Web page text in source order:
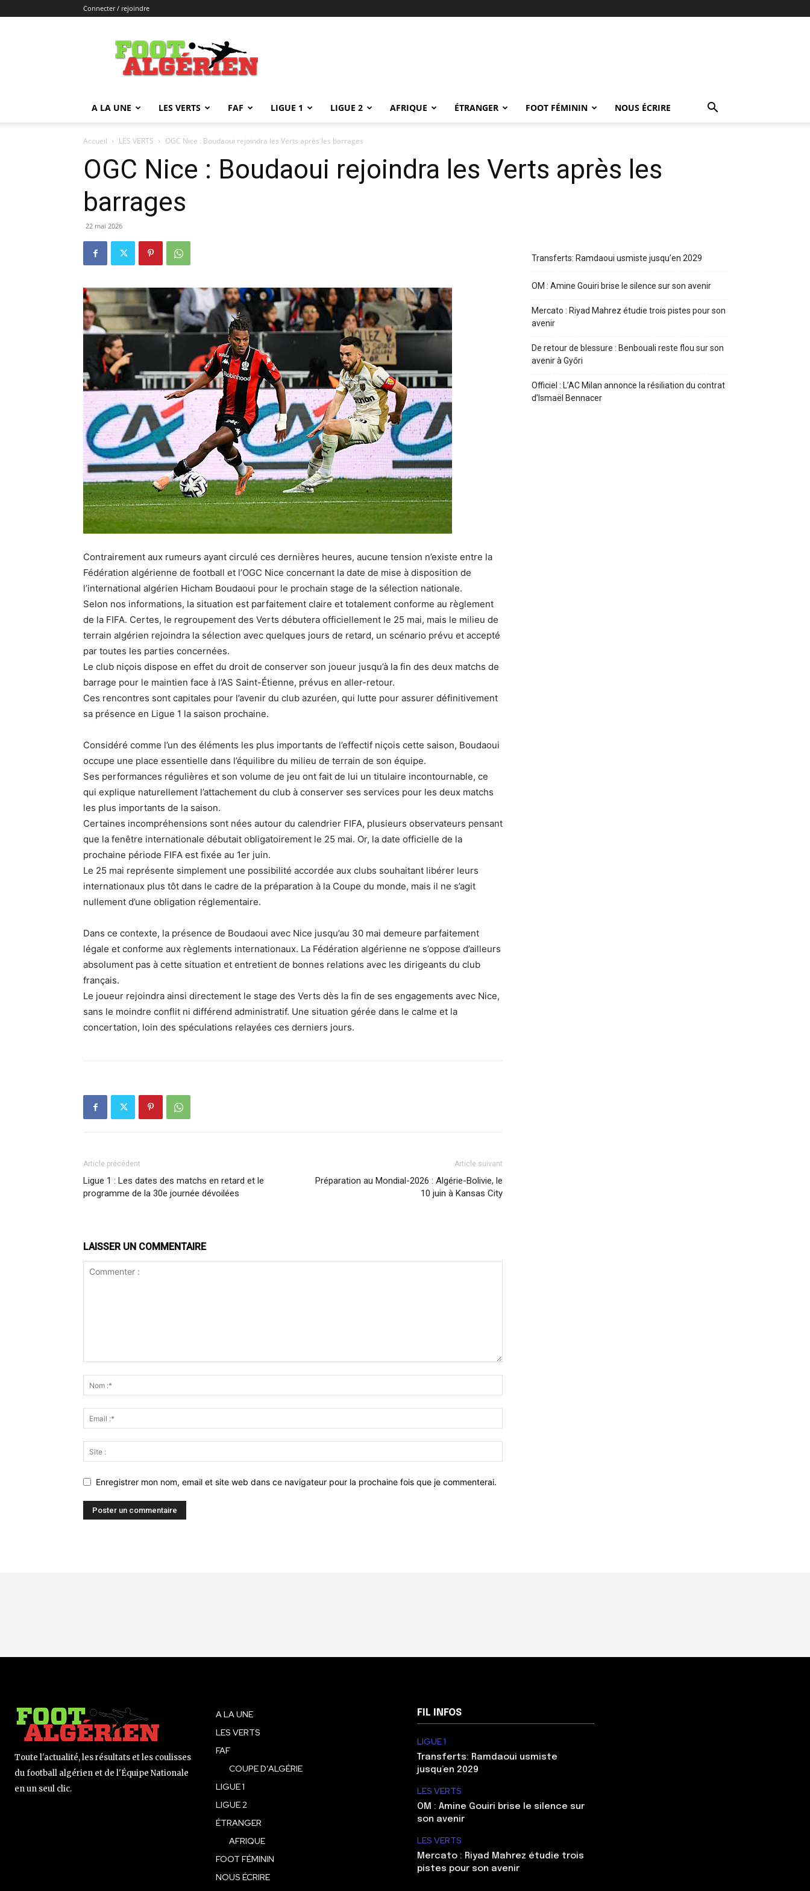
Connecter / rejoindre
FOOTALGERIEN
A LA UNE LES VERTS FAF LIGUE 1 LIGUE 2 AFRIQUE ÉTRANGER FOOT FÉMININ NOUS ÉCRIRE
Accueil LES VERTS OGC Nice : Boudaoui rejoindra les Verts après les barrages
OGC Nice : Boudaoui rejoindra les Verts après les
barrages
22 mai 2026
Contrairement aux rumeurs ayant circulé ces dernières heures, aucune tension n’existe entre la
Fédération algérienne de football et l’OGC Nice concernant la date de mise à disposition de
l’international algérien Hicham Boudaoui pour le prochain stage de la sélection nationale.
Selon nos informations, la situation est parfaitement claire et totalement conforme au règlement
de la FIFA. Certes, le regroupement des Verts débutera officiellement le 25 mai, mais le milieu de
terrain algérien rejoindra la sélection avec quelques jours de retard, un scénario prévu et accepté
par toutes les parties concernées.
Le club niçois dispose en effet du droit de conserver son joueur jusqu’à la fin des deux matchs de
barrage pour le maintien face à l’AS Saint-Étienne, prévus en aller-retour.
Ces rencontres sont capitales pour l’avenir du club azuréen, qui lutte pour assurer définitivement
sa présence en Ligue 1 la saison prochaine.
Considéré comme l’un des éléments les plus importants de l’effectif niçois cette saison, Boudaoui
occupe une place essentielle dans l’équilibre du milieu de terrain de son équipe.
Ses performances régulières et son volume de jeu ont fait de lui un titulaire incontournable, ce
qui explique naturellement l’attachement du club à conserver ses services pour les deux matchs
les plus importants de la saison.
Certaines incompréhensions sont nées autour du calendrier FIFA, plusieurs observateurs pensant
que la fenêtre internationale débutait obligatoirement le 25 mai. Or, la date officielle de la
prochaine période FIFA est fixée au 1er juin.
Le 25 mai représente simplement une possibilité accordée aux clubs souhaitant libérer leurs
internationaux plus tôt dans le cadre de la préparation à la Coupe du monde, mais il ne s’agit
nullement d’une obligation réglementaire.
Dans ce contexte, la présence de Boudaoui avec Nice jusqu’au 30 mai demeure parfaitement
légale et conforme aux règlements internationaux. La Fédération algérienne ne s’oppose d’ailleurs
absolument pas à cette situation et entretient de bonnes relations avec les dirigeants du club
français.
Le joueur rejoindra ainsi directement le stage des Verts dès la fin de ses engagements avec Nice,
sans le moindre conflit ni différend administratif. Une situation gérée dans le calme et la
concertation, loin des spéculations relayées ces derniers jours.
Article précédent
Ligue 1 : Les dates des matchs en retard et le
programme de la 30e journée dévoilées
Article suivant
Préparation au Mondial-2026 : Algérie-Bolivie, le
10 juin à Kansas City
LAISSER UN COMMENTAIRE
Enregistrer mon nom, email et site web dans ce navigateur pour la prochaine fois que je commenterai.
Transferts: Ramdaoui usmiste jusqu’en 2029
OM : Amine Gouiri brise le silence sur son avenir
Mercato : Riyad Mahrez étudie trois pistes pour son
avenir
De retour de blessure : Benbouali reste flou sur son
avenir à Győri
Officiel : L’AC Milan annonce la résiliation du contrat
d’Ismaël Bennacer
Toute l'actualité, les résultats et les coulisses
du football algérien et de l'Équipe Nationale
en un seul clic.
A LA UNE
LES VERTS
FAF
COUPE D’ALGÉRIE
LIGUE 1
LIGUE 2
ÉTRANGER
AFRIQUE
FOOT FÉMININ
NOUS ÉCRIRE
FIL INFOS
LIGUE 1
Transferts: Ramdaoui usmiste
jusqu’en 2029
LES VERTS
OM : Amine Gouiri brise le silence sur
son avenir
LES VERTS
Mercato : Riyad Mahrez étudie trois
pistes pour son avenir